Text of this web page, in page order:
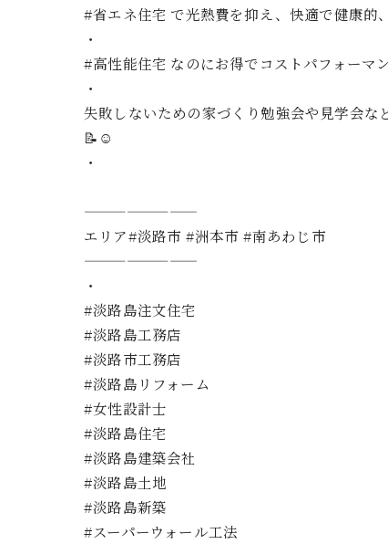
#省エネ住宅 で光熱費を抑え、快適で健康的
・
#高性能住宅 なのにお得でコストパフォー
・
失敗しないための家づくり勉強会や見学会
📝☺️
・
————————
エリア#淡路市 #洲本市 #南あわじ市
————————
・
#淡路島注文住宅
#淡路島工務店
#淡路市工務店
#淡路島リフォーム
#女性設計士
#淡路島住宅
#淡路島建築会社
#淡路島土地
#淡路島新築
#スーパーウォール工法